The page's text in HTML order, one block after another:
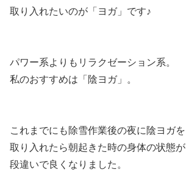
取り入れたいのが「ヨガ」です♪
パワー系よりもリラクゼーション系。
私のおすすめは「陰ヨガ」。
これまでにも除雪作業後の夜に陰ヨガを
取り入れたら朝起きた時の身体の状態が
段違いで良くなりました。